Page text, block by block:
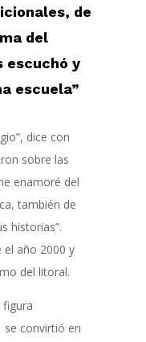
de
del
escuchó y
escuela”
dice con
sobre las
enamoré del
también de
historias”.
el año 2000 y
del litoral.
figura
convirtió en